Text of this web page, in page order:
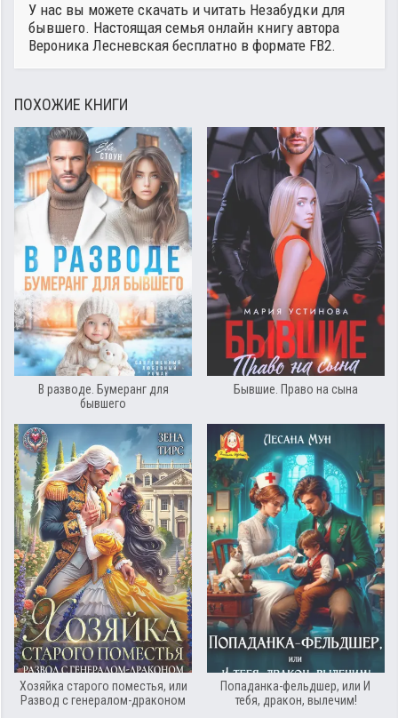
У нас вы можете скачать и читать Незабудки для
бывшего. Настоящая семья онлайн книгу автора
Вероника Лесневская бесплатно в формате FB2.
ПОХОЖИЕ КНИГИ
В разводе. Бумеранг для
бывшего
Бывшие. Право на сына
Хозяйка старого поместья, или
Развод с генералом-драконом
Попаданка-фельдшер, или И
тебя, дракон, вылечим!